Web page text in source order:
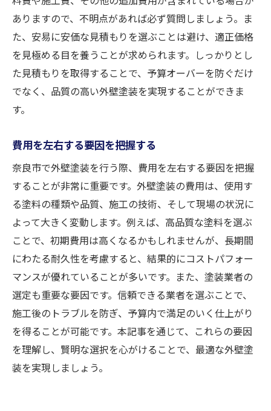
ありますので、不明点があれば必ず質問しましょう。ま
た、安易に安価な見積もりを選ぶことは避け、適正価格
を見極める目を養うことが求められます。しっかりとし
た見積もりを取得することで、予算オーバーを防ぐだけ
でなく、品質の高い外壁塗装を実現することができま
す。
費用を左右する要因を把握する
奈良市で外壁塗装を行う際、費用を左右する要因を把握
することが非常に重要です。外壁塗装の費用は、使用す
る塗料の種類や品質、施工の技術、そして現場の状況に
よって大きく変動します。例えば、高品質な塗料を選ぶ
ことで、初期費用は高くなるかもしれませんが、長期間
にわたる耐久性を考慮すると、結果的にコストパフォー
マンスが優れていることが多いです。また、塗装業者の
選定も重要な要因です。信頼できる業者を選ぶことで、
施工後のトラブルを防ぎ、予算内で満足のいく仕上がり
を得ることが可能です。本記事を通じて、これらの要因
を理解し、賢明な選択を心がけることで、最適な外壁塗
装を実現しましょう。